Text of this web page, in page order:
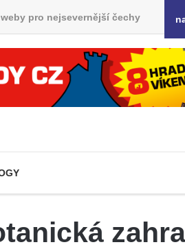
weby pro nejsevernější čechy